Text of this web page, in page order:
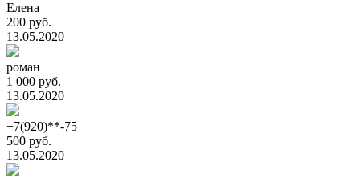
Елена
200 руб.
13.05.2020
роман
1 000 руб.
13.05.2020
+7(920)**-75
500 руб.
13.05.2020